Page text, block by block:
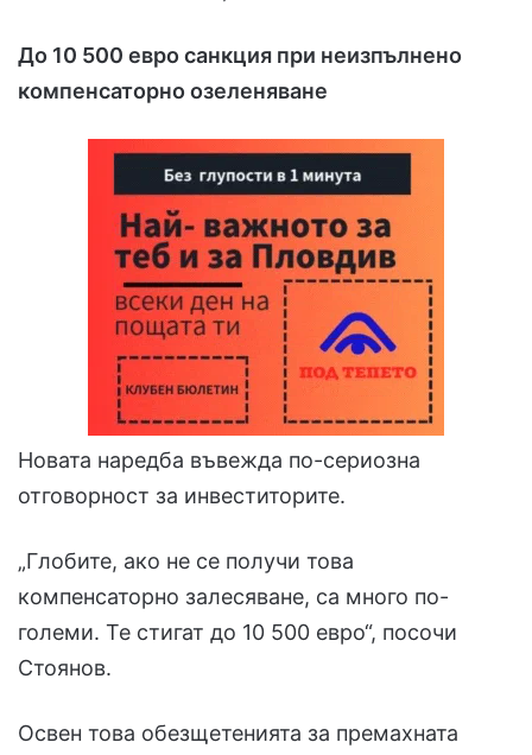
До 10 500 евро санкция при неизпълнено
компенсаторно озеленяване
Новата наредба въвежда по-сериозна
отговорност за инвеститорите.
„Глобите, ако не се получи това
компенсаторно залесяване, са много по-
големи. Те стигат до 10 500 евро“, посочи
Стоянов.
Освен това обезщетенията за премахната